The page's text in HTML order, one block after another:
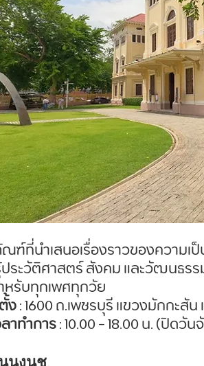
ที่นำเสนอเรื่องราวของความเ
ระวัติศาสตร์ สังคม และวัฒนธรร
รับทุกเพศทุกวัย
ง : 1600 ถ.เพชรบุรี แขวงมักกะสั
าทำการ : 10.00 - 18.00 น. (ปิดวั
นงนุช